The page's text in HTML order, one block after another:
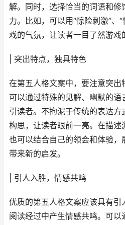
解。同时，选择恰当的词语和修
力。比如，可以用“惊险刺激”、
戏的气氛，让读者一目了然游戏
| 突出特点，独具特色
在第五人格文案中，要注意突出
可以通过特殊的见解、幽默的
引读者。不拘泥于传统的表达
构思，让读者眼前一亮。在描述
也可以结合自己的领会和体验
带来新的启发。
| 引人入胜，情感共鸣
优质的第五人格文案应该具有引
阅读经过中产生情感共鸣。可